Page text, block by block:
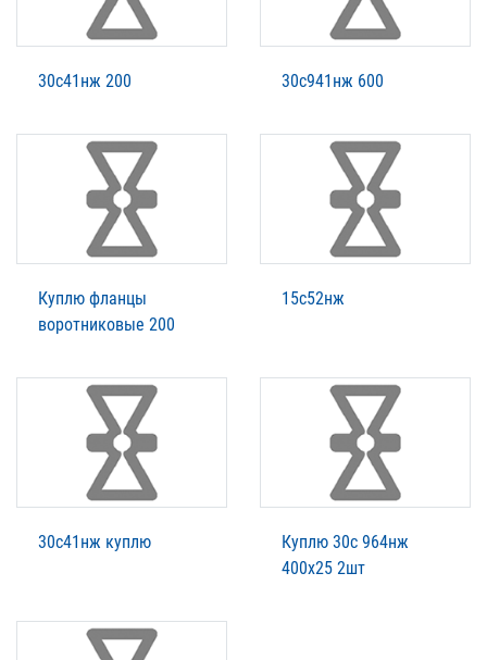
30с41нж 200 30с941нж 600
Куплю фланцы
воротниковые 200
15с52нж
30с41нж куплю
Куплю 30с 964нж
400х25 2шт